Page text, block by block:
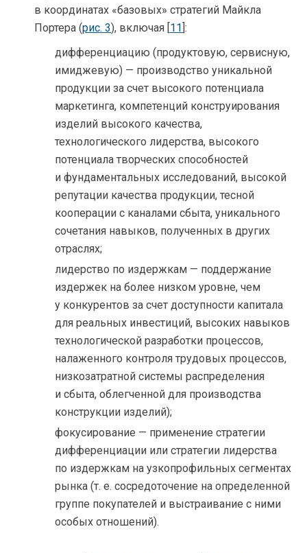
в координатах «базовых» стратегий Майкла
Портера (рис. 3), включая [ 11 ]:
дифференциацию (продуктовую, сервисную,
имиджевую) — производство уникальной
продукции за счет высокого потенциала
маркетинга, компетенций конструирования
изделий высокого качества,
технологического лидерства, высокого
потенциала творческих способностей
и фундаментальных исследований, высокой
репутации качества продукции, тесной
кооперации с каналами сбыта, уникального
сочетания навыков, полученных в других
отраслях;
лидерство по издержкам — поддержание
издержек на более низком уровне, чем
у конкурентов за счет доступности капитала
для реальных инвестиций, высоких навыков
технологической разработки процессов,
налаженного контроля трудовых процессов,
низкозатратной системы распределения
и сбыта, облегченной для производства
конструкции изделий);
фокусирование — применение стратегии
дифференциации или стратегии лидерства
по издержкам на узкопрофильных сегментах
рынка (т. е. сосредоточение на определенной
группе покупателей и выстраивание с ними
особых отношений).